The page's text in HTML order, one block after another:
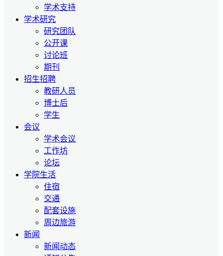
学术支持
学术研究
研究团队
公开课
讨论班
期刊
招生招聘
教研人员
博士后
学生
会议
学术会议
工作坊
论坛
学院生活
住宿
交通
配套设施
周边旅游
新闻
新闻动态